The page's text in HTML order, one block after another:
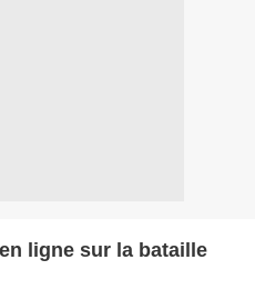
ligne sur la bataille